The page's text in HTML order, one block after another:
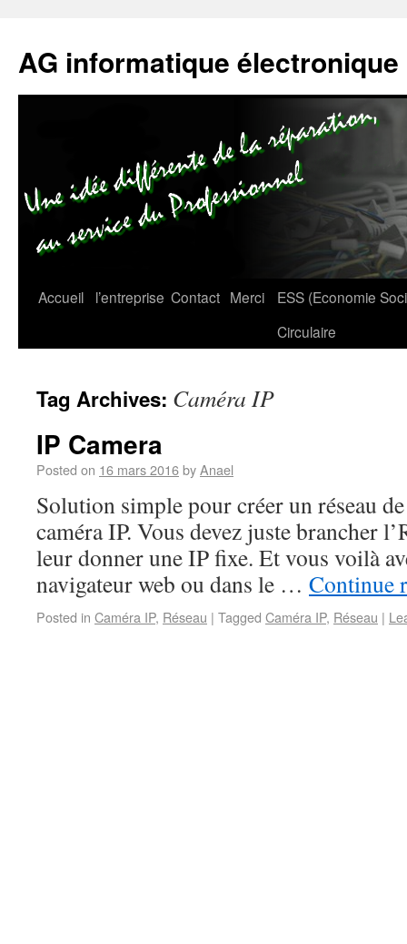
AG informatique électronique
Accueil l’entreprise Contact Merci
ESS (Economie
Circulaire
Tag Archives: Caméra IP
IP Camera
Posted on 16 mars 2016byAnael
Solution simple pour créer un réseau
caméra IP. Vous devez juste brancher
leur donner une IP fixe. Et vous voilà
navigateur web ou dans le … Continue
Posted in Caméra IP, Réseau | Tagged Caméra IP, Réseau |